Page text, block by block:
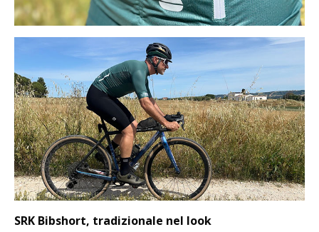
SRK Bibshort, tradizionale nel look